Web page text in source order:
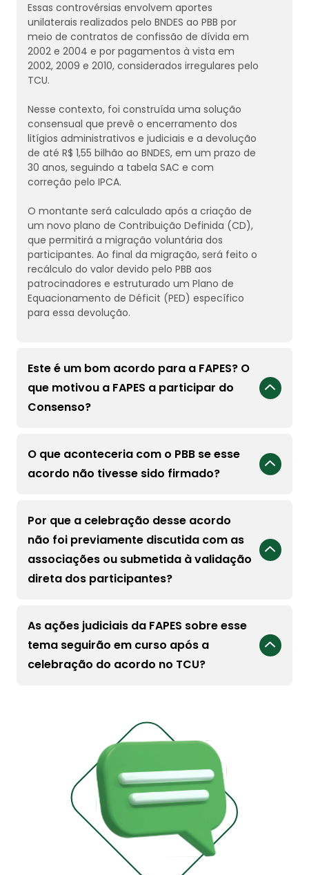
Essas controvérsias envolvem aportes
unilaterais realizados pelo BNDES ao PBB por
meio de contratos de confissão de dívida em
2002 e 2004 e por pagamentos à vista em
2002, 2009 e 2010, considerados irregulares pelo
TCU.
Nesse contexto, foi construída uma solução
consensual que prevê o encerramento dos
litígios administrativos e judiciais e a devolução
de até R$ 1,55 bilhão ao BNDES, em um prazo de
30 anos, seguindo a tabela SAC e com
correção pelo IPCA.
O montante será calculado após a criação de
um novo plano de Contribuição Definida (CD),
que permitirá a migração voluntária dos
participantes. Ao final da migração, será feito o
recálculo do valor devido pelo PBB aos
patrocinadores e estruturado um Plano de
Equacionamento de Déficit (PED) específico
para essa devolução.
Este é um bom acordo para a FAPES? O
que motivou a FAPES a participar do
Consenso?
O que aconteceria com o PBB se esse
acordo não tivesse sido firmado?
Por que a celebração desse acordo
não foi previamente discutida com as
associações ou submetida à validação
direta dos participantes?
As ações judiciais da FAPES sobre esse
tema seguirão em curso após a
celebração do acordo no TCU?